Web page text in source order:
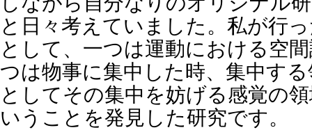
と日々考えていました。私が行
として、一つは運動における空
つは物事に集中した時、集中す
としてその集中を妨げる感覚の
いうことを発見した研究です。